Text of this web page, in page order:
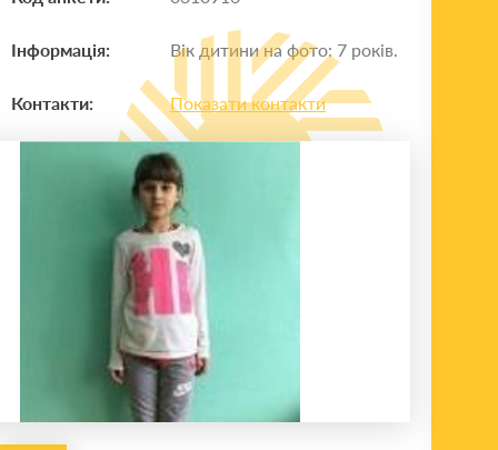
Інформація: Вік дитини на фото: 7 років.
Контакти: Показати контакти